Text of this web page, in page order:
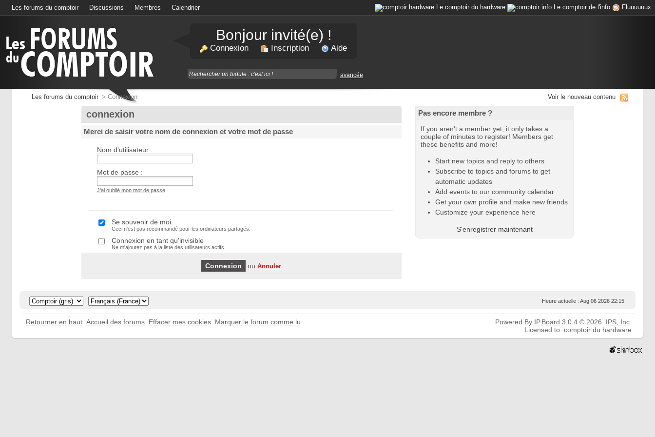
Les forums du comptoir Discussions Membres Calendrier Le comptoir du hardware Le comptoir de l'info Fluuuuuux
Bonjour invité(e) !
Connexion Inscription Aide
avancée
Les forums du comptoir > Connexion Voir le nouveau contenu
connexion
Merci de saisir votre nom de connexion et votre mot de passe
Nom d'utilisateur :
Mot de passe :
J'ai oublié mon mot de passe
Se souvenir de moi
Ceci n'est pas recommandé pour les ordinateurs partagés.
Connexion en tant qu'invisible
Ne m'ajoutez pas à la liste des utilisateurs actifs.
ouAnnuler
Pas encore membre ?
If you aren't a member yet, it only takes a
couple of minutes to register! Members get
these benefits and more!
Start new topics and reply to others
Subscribe to topics and forums to get
automatic updates
Add events to our community calendar
Get your own profile and make new friends
Customize your experience here
S'enregistrer maintenant
Heure actuelle : Aug 06 2026 22:15
Retourner en haut Accueil des forums Effacer mes cookies Marquer le forum comme lu Powered By IP.Board 3.0.4 © 2026 IPS, Inc.
Licensed to: comptoir du hardware